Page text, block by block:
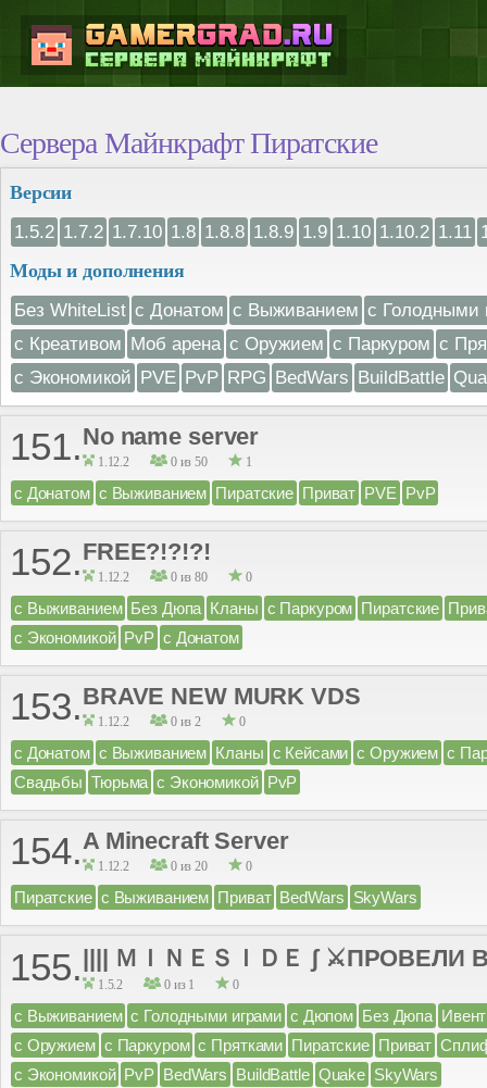
Сервера Майнкрафт Пиратские
Версии
1.5.2 1.7.2 1.7.10 1.8 1.8.8 1.8.9 1.9 1.10 1.10.2 1.11
Моды и дополнения
Без WhiteList с Донатом с Выживанием с Голодными
с Креативом Моб арена с Оружием с Паркуром с
с Экономикой PVE PvP RPG BedWars BuildBattle
151.No name server
1.12.2 0 из 50 1
с Донатом с Выживанием Пиратские Приват PVE PvP
152.FREE?!?!?!
1.12.2 0 из 80 0
с Выживанием Без Дюпа Кланы с Паркуром Пиратские
с Экономикой PvP с Донатом
153.BRAVE NEW MURK VDS
1.12.2 0 из 2 0
с Донатом с Выживанием Кланы с Кейсами с Оружием с
Свадьбы Тюрьма с Экономикой PvP
154.A Minecraft Server
1.12.2 0 из 20 0
Пиратские с Выживанием Приват BedWars SkyWars
155.|||| ＭＩＮＥＳＩＤＥ ʃ ⚔ПРОВЕЛИ
1.5.2 0 из 1 0
с Выживанием с Голодными играми с Дюпом Без Дюпа
с Оружием с Паркуром с Прятками Пиратские Приват
с Экономикой PvP BedWars BuildBattle Quake SkyWars